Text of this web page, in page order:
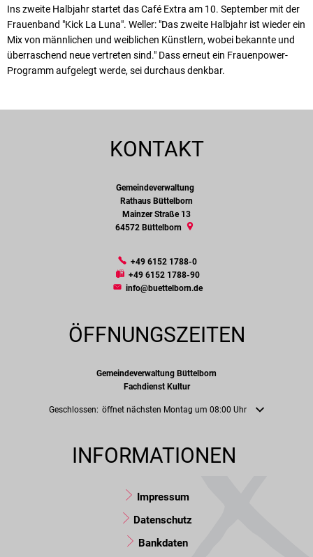
Ins zweite Halbjahr startet das Café Extra am 10. September mit der
Frauenband "Kick La Luna". Weller: "Das zweite Halbjahr ist wieder ein
Mix von männlichen und weiblichen Künstlern, wobei bekannte und
überraschend neue vertreten sind." Dass erneut ein Frauenpower-
Programm aufgelegt werde, sei durchaus denkbar.
KONTAKT
Gemeindeverwaltung
Rathaus Büttelborn
Mainzer Straße 13
64572 Büttelborn
+49 6152 1788-0
+49 6152 1788-90
info@buettelborn.de
ÖFFNUNGSZEITEN
Gemeindeverwaltung Büttelborn
Fachdienst Kultur
Klicken, um weitere Öffnungs- oder Schließzeiten auszublenden
Geschlossen: öffnet nächsten Montag um 08:00 Uhr
INFORMATIONEN
Impressum
Datenschutz
Bankdaten